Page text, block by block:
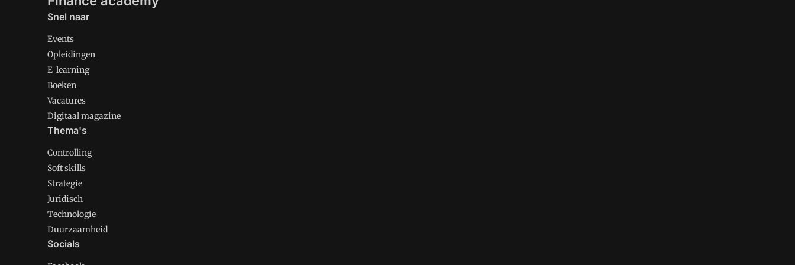
Snel naar
Events
Opleidingen
E-learning
Boeken
Vacatures
Digitaal magazine
Thema's
Controlling
Soft skills
Strategie
Juridisch
Technologie
Duurzaamheid
Socials